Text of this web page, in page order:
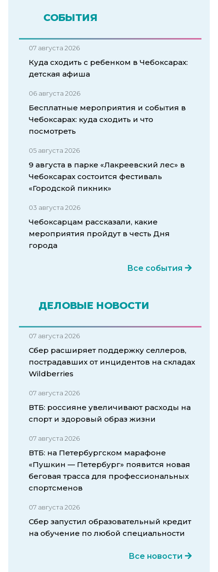
СОБЫТИЯ
07 августа 2026
Куда сходить с ребенком в Чебоксарах:
детская афиша
06 августа 2026
Бесплатные мероприятия и события в
Чебоксарах: куда сходить и что
посмотреть
05 августа 2026
9 августа в парке «Лакреевский лес» в
Чебоксарах состоится фестиваль
«Городской пикник»
03 августа 2026
Чебоксарцам рассказали, какие
мероприятия пройдут в честь Дня
города
Все события
ДЕЛОВЫЕ НОВОСТИ
07 августа 2026
Сбер расширяет поддержку селлеров,
пострадавших от инцидентов на складах
Wildberries
07 августа 2026
ВТБ: россияне увеличивают расходы на
спорт и здоровый образ жизни
07 августа 2026
ВТБ: на Петербургском марафоне
«Пушкин — Петербург» появится новая
беговая трасса для профессиональных
спортсменов
07 августа 2026
Сбер запустил образовательный кредит
на обучение по любой специальности
Все новости